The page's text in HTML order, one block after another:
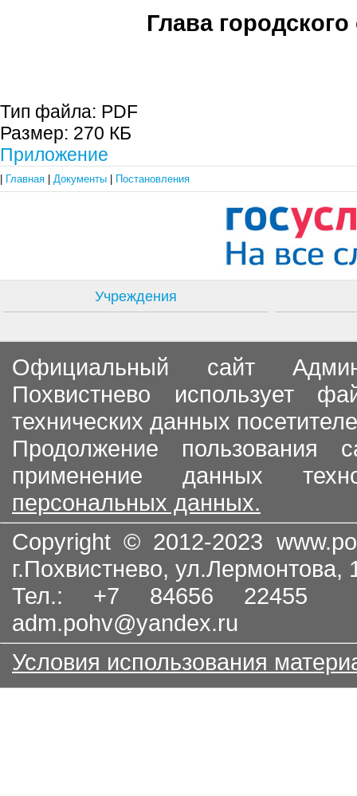
Глава городского
Тип файла: PDF
Размер: 270 КБ
Приложение
Главная Документы Постановления
Учреждения
Официальный сайт
Похвистнево использует
технических данных
Продолжение пользования
применение данных
персональных данных.
Copyright © 2012-2023
г.Похвистнево, ул.Лермонтова,
Тел.: +7 84656
adm.pohv@yandex.ru
Условия использования